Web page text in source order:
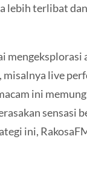
lebih terlibat
misalnya live
ini
sensasi
ini,